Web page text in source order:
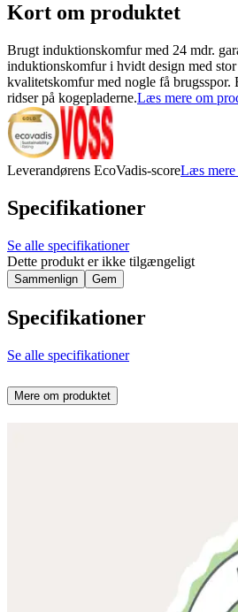
Kort om produktet
Brugt induktionskomfur med 24 mdr.
induktionskomfur i hvidt design med
kvalitetskomfur med nogle få brugsspor.
ridser på kogepladerne.Læs mere om
Leverandørens EcoVadis-scoreLæs mere
Specifikationer
Se alle specifikationer
Dette produkt er ikke tilgængeligt
Sammenlign Gem
Specifikationer
Se alle specifikationer
Mere om produktet